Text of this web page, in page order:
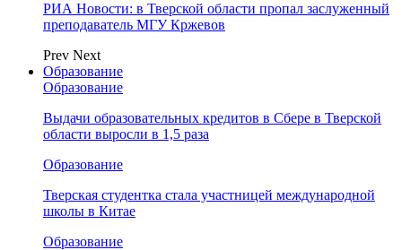
РИА Новости: в Тверской области пропал заслуженный
преподаватель МГУ Кржевов
Prev Next
Образование
Образование
Выдачи образовательных кредитов в Сбере в Тверской
области выросли в 1,5 раза
Образование
Тверская студентка стала участницей международной
школы в Китае
Образование